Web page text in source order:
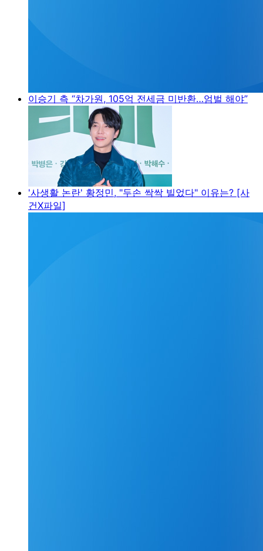
이승기 측 “차가원, 105억 전세금 미반환…엄벌 해야”
'사생활 논란' 황정민, "두손 싹싹 빌었다" 이유는? [사
건X파일]